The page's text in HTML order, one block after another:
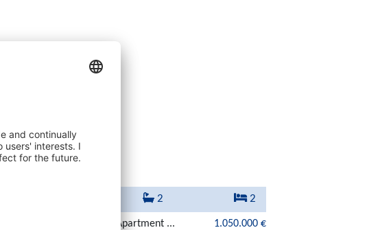
Top-Angebot
2 2
Stilvolles Duplex-Apartment ... 1.050.000 €